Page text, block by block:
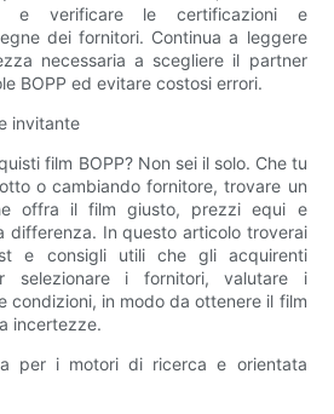
e verificare le certificazioni e
dei fornitori. Continua a leggere
necessaria a scegliere il partner
BOPP ed evitare costosi errori.
invitante
film BOPP? Non sei il solo. Che tu
o cambiando fornitore, trovare un
offra il film giusto, prezzi equi e
differenza. In questo articolo troverai
e consigli utili che gli acquirenti
selezionare i fornitori, valutare i
condizioni, in modo da ottenere il film
incertezze.
per i motori di ricerca e orientata